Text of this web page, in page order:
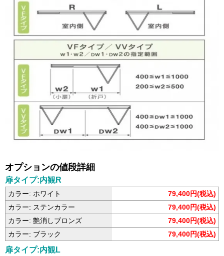
オプションの値段詳細
扉タイプ:内観R
カラー: ホワイト
79,400円(税込)
カラー: ステンカラー
79,400円(税込)
カラー: 艶消しブロンズ
79,400円(税込)
カラー: ブラック
79,400円(税込)
扉タイプ:内観L